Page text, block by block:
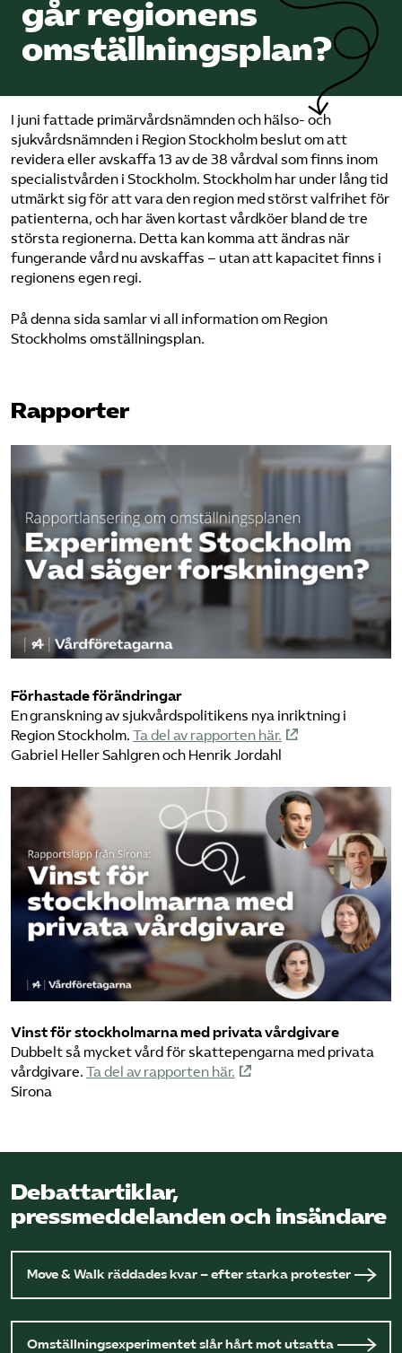
Pressrum
Mina sidor
Privat Vårdfakta
Bli medlem
Logga in på Arbetsgivarguiden
Sök på vardforetagarna.se
går regionens
omställningsplan?
I juni fattade primärvårdsnämnden och hälso- och
sjukvårdsnämnden i Region Stockholm beslut om att
revidera eller avskaffa 13 av de 38 vårdval som finns inom
specialistvården i Stockholm. Stockholm har under lång tid
utmärkt sig för att vara den region med störst valfrihet för
patienterna, och har även kortast vårdköer bland de tre
största regionerna. Detta kan komma att ändras när
fungerande vård nu avskaffas – utan att kapacitet finns i
regionens egen regi.
På denna sida samlar vi all information om Region
Stockholms omställningsplan.
Rapporter
Förhastade förändringar
En granskning av sjukvårdspolitikens nya inriktning i
Region Stockholm. Ta del av rapporten här.
Gabriel Heller Sahlgren och Henrik Jordahl
Vinst för stockholmarna med privata vårdgivare
Dubbelt så mycket vård för skattepengarna med privata
vårdgivare. Ta del av rapporten här.
Sirona
Debattartiklar,
pressmeddelanden och insändare
Move & Walk räddades kvar – efter starka protester
Omställningsexperimentet slår hårt mot utsatta